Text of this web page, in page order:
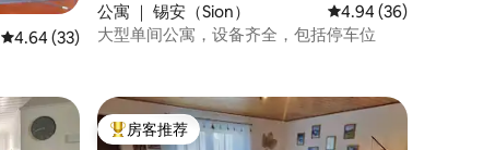
平均评分 4.64 分（满分 5 分），共 33 条评价
4.64 (33)
公寓 ｜ 锡安（Sion） 平均评分 4.94 分（满
4.94 (36)
大型单间公寓，设备齐全，包括停车位
热门「房客推荐」
房客推荐